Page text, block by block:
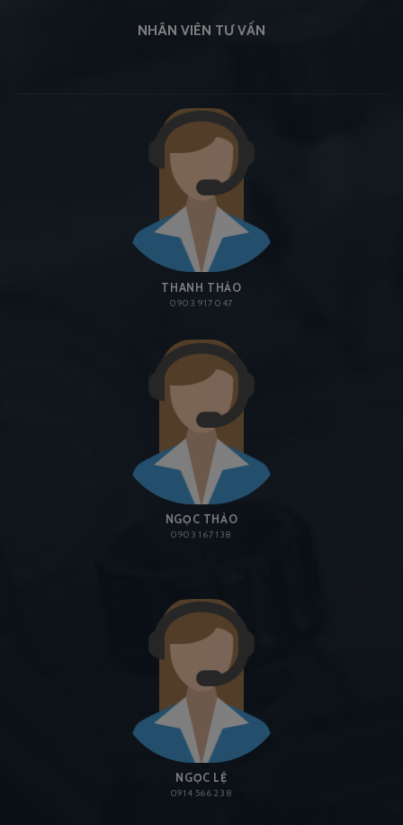
NHÂN VIÊN TƯ VẤN
THANH THẢO
0903 917 047
NGỌC THẢO
0903 167 138
NGỌC LỆ
0914 566 238